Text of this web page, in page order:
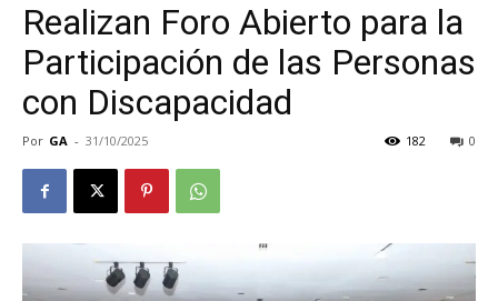
Realizan Foro Abierto para la
Participación de las Personas
con Discapacidad
Por GA - 31/10/2025 0
182